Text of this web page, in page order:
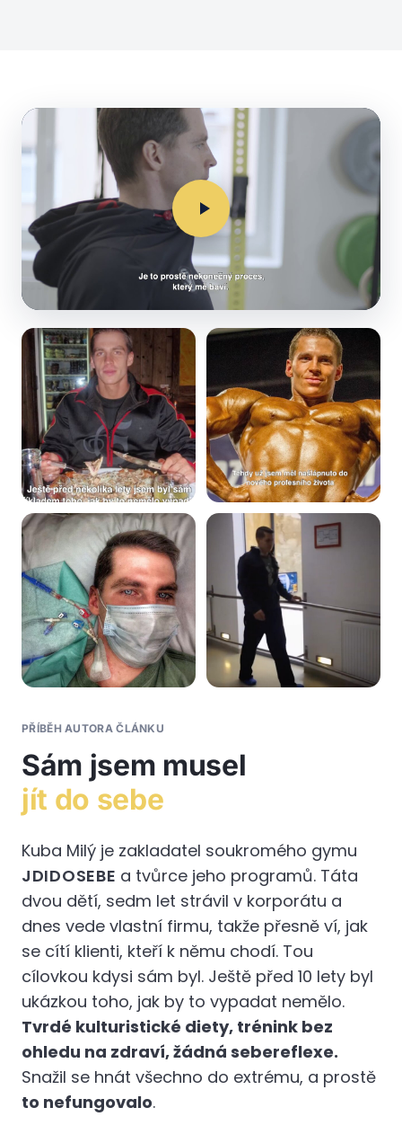
PŘÍBĚH AUTORA ČLÁNKU
Sám jsem musel
jít do sebe
Kuba Milý je zakladatel soukromého gymu
JDIDOSEBE a tvůrce jeho programů. Táta
dvou dětí, sedm let strávil v korporátu a
dnes vede vlastní firmu, takže přesně ví, jak
se cítí klienti, kteří k němu chodí. Tou
cílovkou kdysi sám byl. Ještě před 10 lety byl
ukázkou toho, jak by to vypadat nemělo.
Tvrdé kulturistické diety, trénink bez
ohledu na zdraví, žádná sebereflexe.
Snažil se hnát všechno do extrému, a prostě
to nefungovalo.